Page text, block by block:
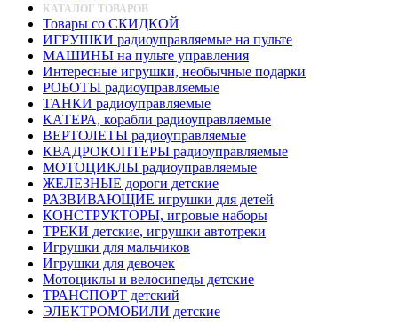
КАТАЛОГ ТОВАРОВ
Товары со СКИДКОЙ
ИГРУШКИ радиоуправляемые на пульте
МАШИНЫ на пульте управления
Интересные игрушки, необычные подарки
РОБОТЫ радиоуправляемые
ТАНКИ радиоуправляемые
КАТЕРА, корабли радиоуправляемые
ВЕРТОЛЕТЫ радиоуправляемые
КВАДРОКОПТЕРЫ радиоуправляемые
МОТОЦИКЛЫ радиоуправляемые
ЖЕЛЕЗНЫЕ дороги детские
РАЗВИВАЮЩИЕ игрушки для детей
КОНСТРУКТОРЫ, игровые наборы
ТРЕКИ детские, игрушки автотреки
Игрушки для мальчиков
Игрушки для девочек
Мотоциклы и велосипеды детские
ТРАНСПОРТ детский
ЭЛЕКТРОМОБИЛИ детские